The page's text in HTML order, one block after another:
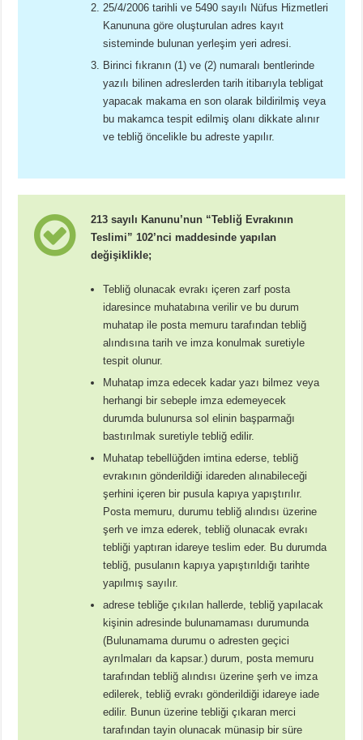
25/4/2006 tarihli ve 5490 sayılı Nüfus Hizmetleri
Kanununa göre oluşturulan adres kayıt
sisteminde bulunan yerleşim yeri adresi.
Birinci fıkranın (1) ve (2) numaralı bentlerinde
yazılı bilinen adreslerden tarih itibarıyla tebligat
yapacak makama en son olarak bildirilmiş veya
bu makamca tespit edilmiş olanı dikkate alınır
ve tebliğ öncelikle bu adreste yapılır.
213 sayılı Kanunu’nun “Tebliğ Evrakının
Teslimi” 102’nci maddesinde yapılan
değişiklikle;
Tebliğ olunacak evrakı içeren zarf posta
idaresince muhatabına verilir ve bu durum
muhatap ile posta memuru tarafından tebliğ
alındısına tarih ve imza konulmak suretiyle
tespit olunur.
Muhatap imza edecek kadar yazı bilmez veya
herhangi bir sebeple imza edemeyecek
durumda bulunursa sol elinin başparmağı
bastırılmak suretiyle tebliğ edilir.
Muhatap tebellüğden imtina ederse, tebliğ
evrakının gönderildiği idareden alınabileceği
şerhini içeren bir pusula kapıya yapıştırılır.
Posta memuru, durumu tebliğ alındısı üzerine
şerh ve imza ederek, tebliğ olunacak evrakı
tebliği yaptıran idareye teslim eder. Bu durumda
tebliğ, pusulanın kapıya yapıştırıldığı tarihte
yapılmış sayılır.
adrese tebliğe çıkılan hallerde, tebliğ yapılacak
kişinin adresinde bulunamaması durumunda
(Bulunamama durumu o adresten geçici
ayrılmaları da kapsar.) durum, posta memuru
tarafından tebliğ alındısı üzerine şerh ve imza
edilerek, tebliğ evrakı gönderildiği idareye iade
edilir. Bunun üzerine tebliği çıkaran merci
tarafından tayin olunacak münasip bir süre